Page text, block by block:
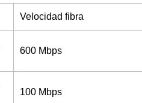
Velocidad fibra
600 Mbps
100 Mbps